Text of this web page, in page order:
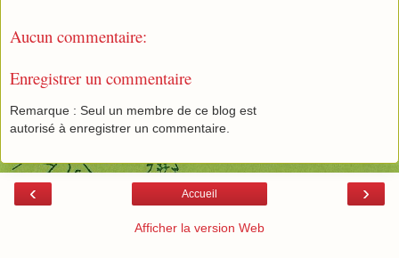
Aucun commentaire:
Enregistrer un commentaire
Remarque : Seul un membre de ce blog est
autorisé à enregistrer un commentaire.
‹ ›
Accueil
Afficher la version Web